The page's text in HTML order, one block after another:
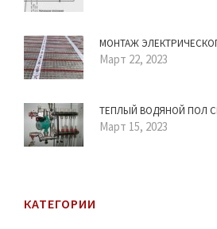
МОНТАЖ
Март 22, 2023
ТЕПЛЫЙ ВОДЯНОЙ ПОЛ
Март 15, 2023
КАТЕГОРИИ